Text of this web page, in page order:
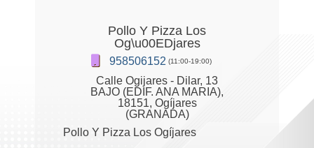
Pollo Y Pizza Los
Og\u00EDjares
958506152 (11:00-19:00)
Calle Ogijares - Dilar, 13
BAJO (EDIF. ANA MARIA),
18151, Ogíjares
(GRANADA)
Pollo Y Pizza Los Ogíjares